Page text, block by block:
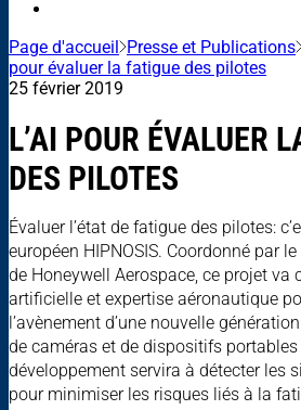
Page d'accueil Presse et Publications
pour évaluer la fatigue des pilotes
25 février 2019
L’AI POUR ÉVALUER
DES PILOTES
Évaluer l’état de fatigue des pilotes:
européen HIPNOSIS. Coordonné par
de Honeywell Aerospace, ce projet va
artificielle et expertise aéronautique
l’avènement d’une nouvelle
de caméras et de dispositifs
développement servira à détecter les
pour minimiser les risques liés à la